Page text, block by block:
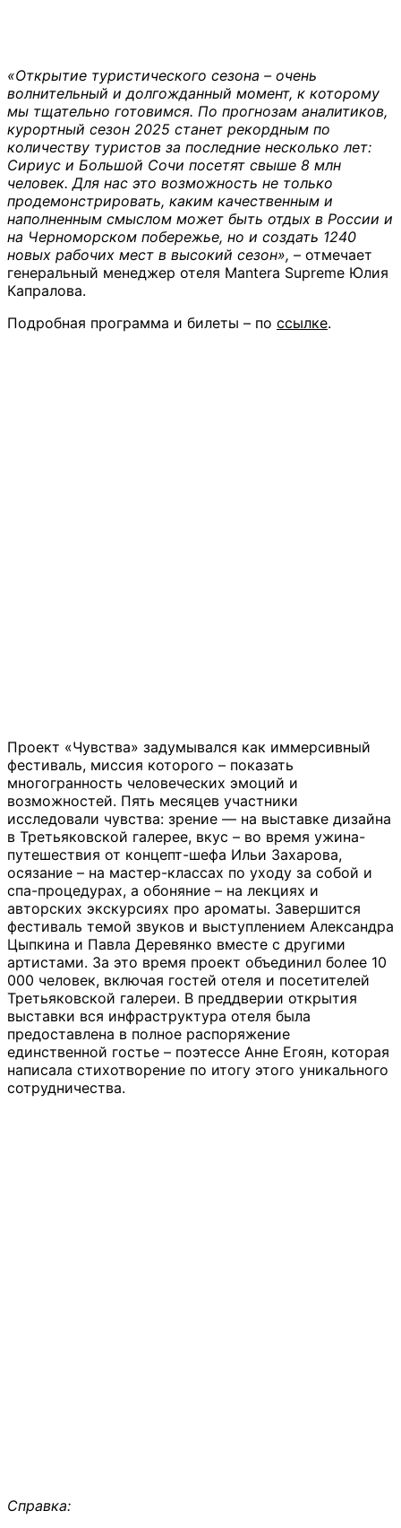
«Открытие туристического сезона – очень
волнительный и долгожданный момент, к которому
мы тщательно готовимся. По прогнозам аналитиков,
курортный сезон 2025 станет рекордным по
количеству туристов за последние несколько лет:
Сириус и Большой Сочи посетят свыше 8 млн
человек. Для нас это возможность не только
продемонстрировать, каким качественным и
наполненным смыслом может быть отдых в России и
на Черноморском побережье, но и создать 1240
новых рабочих мест в высокий сезон», – отмечает
генеральный менеджер отеля Mantera Supreme Юлия
Капралова.
Подробная программа и билеты – по ссылке.
Проект «Чувства» задумывался как иммерсивный
фестиваль, миссия которого – показать
многогранность человеческих эмоций и
возможностей. Пять месяцев участники
исследовали чувства: зрение — на выставке дизайна
в Третьяковской галерее, вкус – во время ужина-
путешествия от концепт-шефа Ильи Захарова,
осязание – на мастер-классах по уходу за собой и
спа-процедурах, а обоняние – на лекциях и
авторских экскурсиях про ароматы. Завершится
фестиваль темой звуков и выступлением Александра
Цыпкина и Павла Деревянко вместе с другими
артистами. За это время проект объединил более 10
000 человек, включая гостей отеля и посетителей
Третьяковской галереи. В преддверии открытия
выставки вся инфраструктура отеля была
предоставлена в полное распоряжение
единственной гостье – поэтессе Анне Егоян, которая
написала стихотворение по итогу этого уникального
сотрудничества.
Справка: